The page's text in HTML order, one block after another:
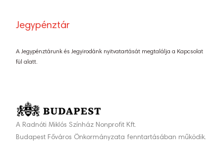
Jegypénztár
A Jegypénztárunk és Jegyirodánk nyitvatartását megtalálja a Kapcsolat
fül alatt.
A Radnóti Miklós Színház Nonprofit Kft.
Budapest Főváros Önkormányzata fenntartásában működik.